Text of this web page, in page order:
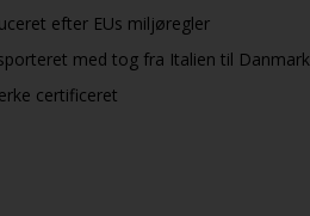
efter EUs miljøregler
med tog fra Italien til Danmark
certificeret